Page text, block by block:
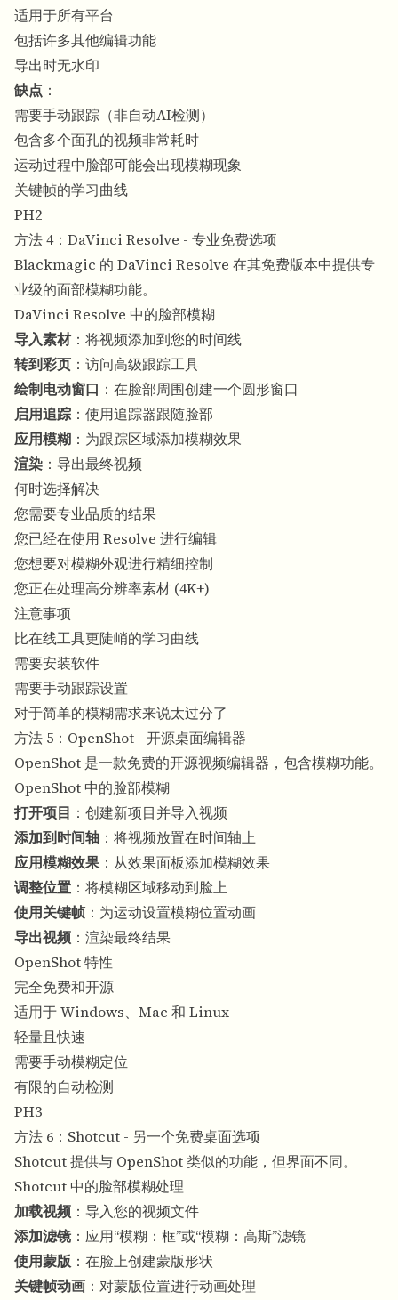
适用于所有平台
包括许多其他编辑功能
导出时无水印
缺点 ：
需要手动跟踪（非自动AI检测）
包含多个面孔的视频非常耗时
运动过程中脸部可能会出现模糊现象
关键帧的学习曲线
PH2
方法 4：DaVinci Resolve - 专业免费选项
Blackmagic 的 DaVinci Resolve 在其免费版本中提供专
业级的面部模糊功能。
DaVinci Resolve 中的脸部模糊
导入素材：将视频添加到您的时间线
转到彩页 ：访问高级跟踪工具
绘制电动窗口 ：在脸部周围创建一个圆形窗口
启用追踪 ：使用追踪器跟随脸部
应用模糊 ：为跟踪区域添加模糊效果
渲染 ：导出最终视频
何时选择解决
您需要专业品质的结果
您已经在使用 Resolve 进行编辑
您想要对模糊外观进行精细控制
您正在处理高分辨率素材 (4K+)
注意事项
比在线工具更陡峭的学习曲线
需要安装软件
需要手动跟踪设置
对于简单的模糊需求来说太过分了
方法 5：OpenShot - 开源桌面编辑器
OpenShot 是一款免费的开源视频编辑器，包含模糊功能。
OpenShot 中的脸部模糊
打开项目 ：创建新项目并导入视频
添加到时间轴 ：将视频放置在时间轴上
应用模糊效果 ：从效果面板添加模糊效果
调整位置 ：将模糊区域移动到脸上
使用关键帧 ：为运动设置模糊位置动画
导出视频 ：渲染最终结果
OpenShot 特性
完全免费和开源
适用于 Windows、Mac 和 Linux
轻量且快速
需要手动模糊定位
有限的自动检测
PH3
方法 6：Shotcut - 另一个免费桌面选项
Shotcut 提供与 OpenShot 类似的功能，但界面不同。
Shotcut 中的脸部模糊处理
加载视频 ：导入您的视频文件
添加滤镜 ：应用“模糊：框”或“模糊：高斯”滤镜
使用蒙版 ：在脸上创建蒙版形状
关键帧动画 ：对蒙版位置进行动画处理